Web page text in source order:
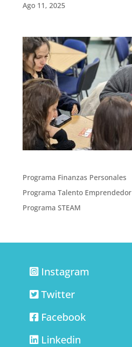
Ago 11, 2025
Programa Finanzas Personales
Programa Talento Emprendedor
Programa STEAM
Instagram
Twitter
Facebook
Linkedin